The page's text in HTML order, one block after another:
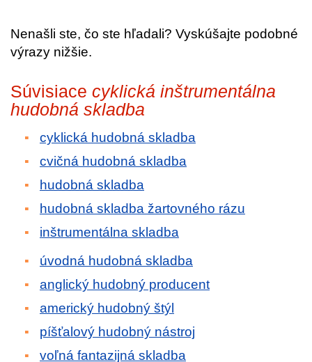
Nenašli ste, čo ste hľadali? Vyskúšajte podobné
výrazy nižšie.
Súvisiace cyklická inštrumentálna
hudobná skladba
cyklická hudobná skladba
cvičná hudobná skladba
hudobná skladba
hudobná skladba žartovného rázu
inštrumentálna skladba
úvodná hudobná skladba
anglický hudobný producent
americký hudobný štýl
píšťalový hudobný nástroj
voľná fantazijná skladba